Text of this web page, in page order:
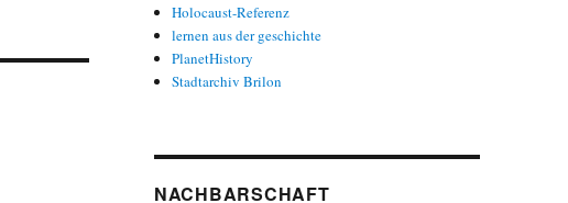
Holocaust-Referenz
lernen aus der geschichte
PlanetHistory
Stadtarchiv Brilon
NACHBARSCHAFT